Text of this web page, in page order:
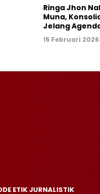
Ringa Jhon
Muna,
Jelang
15 Februari 2026
ETIK JURNALISTIK